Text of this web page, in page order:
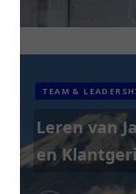
TEAM &
Leren van
en